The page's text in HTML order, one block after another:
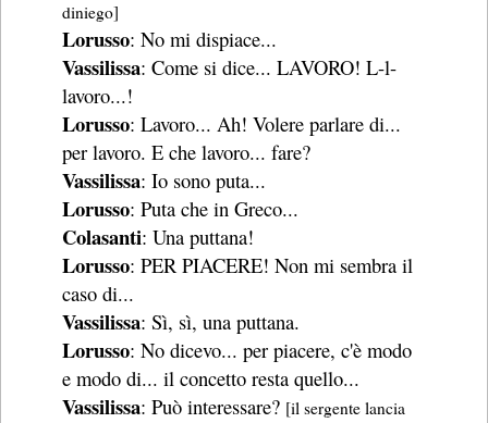
diniego]
Lorusso: No mi dispiace...
Vassilissa: Come si dice... LAVORO! L-l-
lavoro...!
Lorusso: Lavoro... Ah! Volere parlare di...
per lavoro. E che lavoro... fare?
Vassilissa: Io sono puta...
Lorusso: Puta che in Greco...
Colasanti: Una puttana!
Lorusso: PER PIACERE! Non mi sembra il
caso di...
Vassilissa: Sì, sì, una puttana.
Lorusso: No dicevo... per piacere, c'è modo
e modo di... il concetto resta quello...
Vassilissa: Può interessare? [il sergente lancia